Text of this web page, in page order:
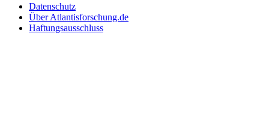
Datenschutz
Über Atlantisforschung.de
Haftungsausschluss